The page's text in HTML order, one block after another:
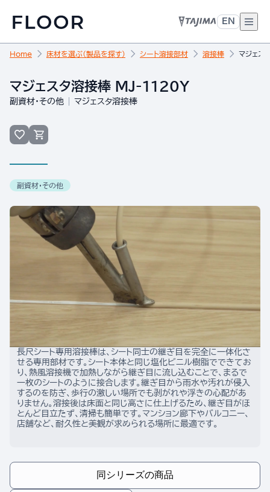
EN
Home 床材を選ぶ（製品を探す） シート溶接部材 溶接棒 マジェ
マジェスタ溶接棒 MJ-1120Y
副資材・その他 マジェスタ溶接棒
副資材・その他
長尺シート専用溶接棒は、シート同士の継ぎ目を完全に一体化さ
せる専用部材です。シート本体と同じ塩化ビニル樹脂でできてお
り、熱風溶接機で加熱しながら継ぎ目に流し込むことで、まるで
一枚のシートのように接合します。継ぎ目から雨水や汚れが侵入
するのを防ぎ、歩行の激しい場所でも剥がれや浮きの心配があ
りません。溶接後は床面と同じ高さに仕上げるため、継ぎ目がほ
とんど目立たず、清掃も簡単です。マンション廊下やバルコニー、
店舗など、耐久性と美観が求められる場所に最適です。
同シリーズの商品